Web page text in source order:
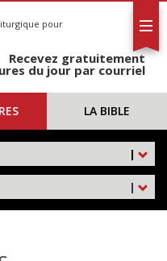
pour
Recevez gratuitement
du jour par courriel
LA BIBLE
|
|